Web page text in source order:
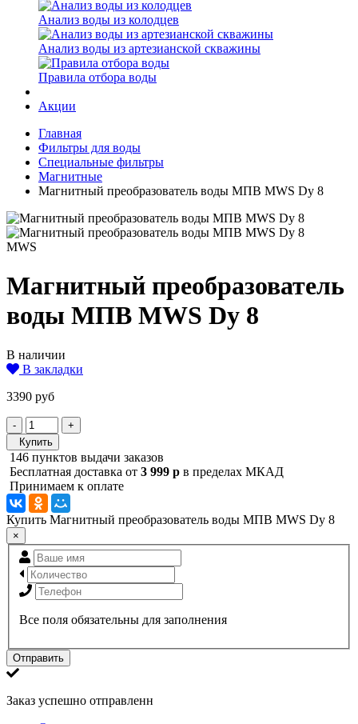
Анализ воды из колодцев
Анализ воды из артезианской скважины
Правила отбора воды
Акции
Главная
Фильтры для воды
Специальные фильтры
Магнитные
Магнитный преобразователь воды МПВ MWS Dy 8
MWS
Магнитный преобразователь
воды МПВ MWS Dy 8
В наличии
В закладки
3390 руб
-
+
Купить
146 пунктов выдачи заказов
Бесплатная доставка от 3 999 р в пределах МКАД
Принимаем к оплате
Купить Магнитный преобразователь воды МПВ MWS Dy 8
×
Все поля обязательны для заполнения
Отправить
Заказ успешно отправленн